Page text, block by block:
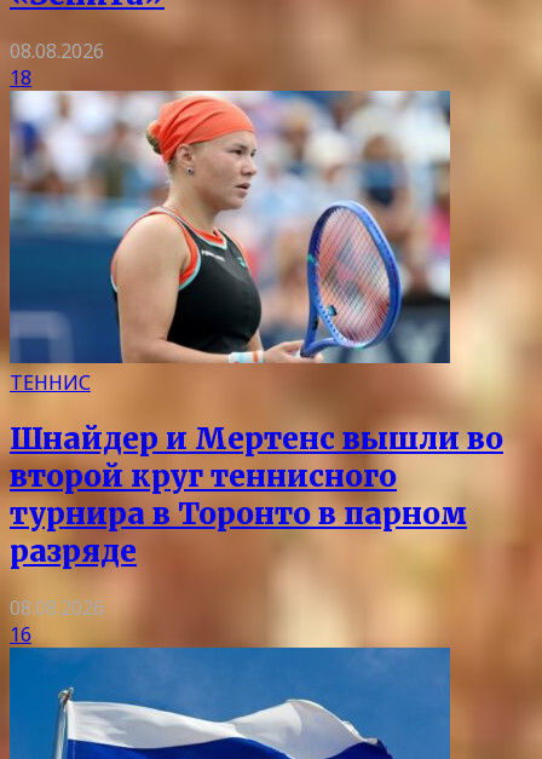
08.08.2026
18
ТЕННИС
Шнайдер и Мертенс вышли во
второй круг теннисного
турнира в Торонто в парном
разряде
08.08.2026
16